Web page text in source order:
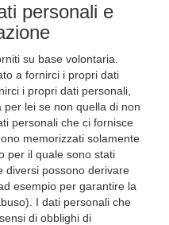
personali e
su base volontaria.
a fornirci i propri dati
i propri dati personali,
lei se non quella di non
personali che ci fornisce
memorizzati solamente
per il quale sono stati
diversi possono derivare
esempio per garantire la
I dati personali che
di obblighi di